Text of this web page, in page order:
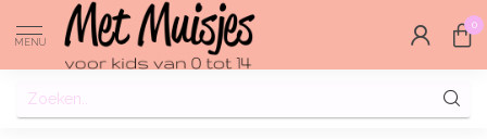
MENU
0